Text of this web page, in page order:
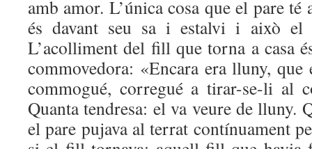
amb amor. L’única cosa que el pare
és davant seu sa i estalvi i això
L’acolliment del fill que torna a casa
commovedora: «Encara era lluny,
commogué, corregué a tirar-se-li al
Quanta tendresa: el va veure de lluny.
el pare pujava al terrat contínuament